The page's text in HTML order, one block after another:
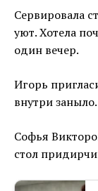
Сервировала
уют. Хотела
один вечер.
Игорь
внутри заныло.
Софья
стол